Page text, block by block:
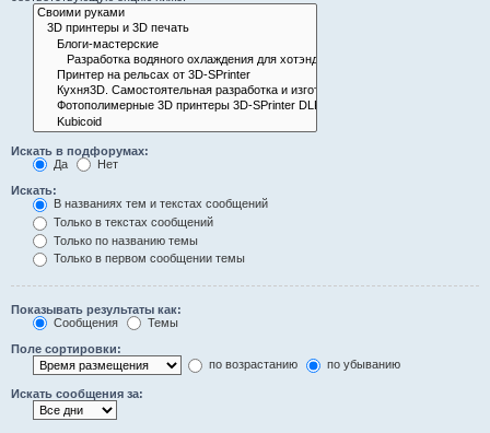
Искать в подфорумах:
Да
Нет
Искать:
В названиях тем и текстах сообщений
Только в текстах сообщений
Только по названию темы
Только в первом сообщении темы
Показывать результаты как:
Сообщения
Темы
Поле сортировки:
по возрастанию
по убыванию
Искать сообщения за: